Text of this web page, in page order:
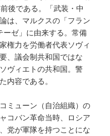
後である。「武装・中
は、マルクスの「フラン
ーゼ」に由来する。常備
権力を労働者代表ソヴィ
、議会制共和国ではな
ヴィエトの共和国。警
内容である。
ミューン（自治組織）の
コバン革命当時、ロシア
党が軍隊を持つことにな